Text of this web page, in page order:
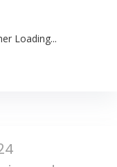
Loading...